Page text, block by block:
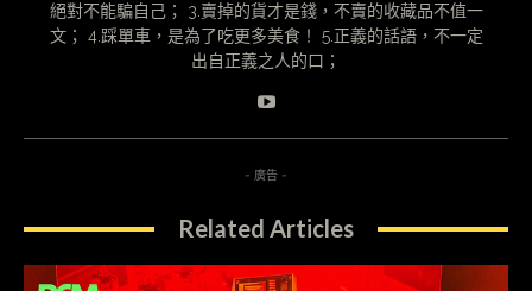
絕對不能騙自己； 3.賣掉的貨才是錢，不賣的收藏品不值一
文； 4.踩單車，是為了吃更多美食！ 5.正義的話語，不一定
出自正義之人的口；
- 廣告 -
Related Articles